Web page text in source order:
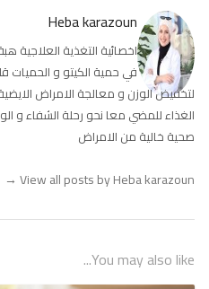
Heba karazoun
اخصائية التغذية العلاجية
في حمية الكيتو و الحميات
لتخفيض الوزن و معالجة الامراض
الغذاء للمضي معا نحو رحلة الشفاء و
صحية خالية من الامراض
View all posts by Heba karazoun
→
You may also like...